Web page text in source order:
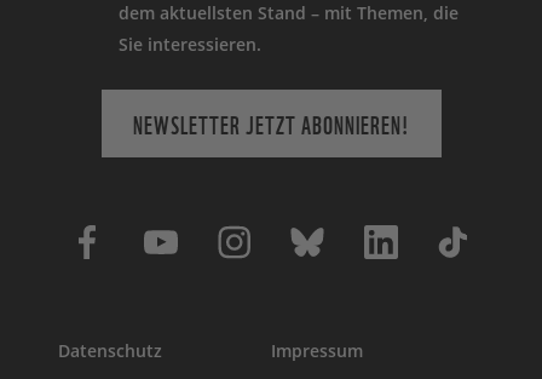
Ihre Einwilligung können Sie jederzeit
ohne Angabe von Gründen widerrufen.
entweder über den Abmeldelink in jedem
richten. In diesem Falle wird der WWF die
verarbeiten.
dem aktuellsten Stand – mit Themen, die
Sie interessieren.
NEWSLETTER JETZT ABONNIEREN!
Datenschutz Impressum